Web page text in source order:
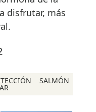
disfrutar, más
SALMÓN